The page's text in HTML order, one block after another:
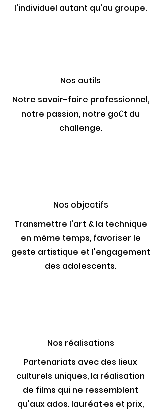
l'individuel autant qu'au groupe.
Nos outils
Notre savoir-faire professionnel,
notre passion, notre goût du
challenge.
Nos objectifs
Transmettre l'art & la technique
en même temps, favoriser le
geste artistique et l'engagement
des adolescents.
Nos réalisations
Partenariats avec des lieux
culturels uniques, la réalisation
de films qui ne ressemblent
qu'aux ados. lauréat·es et prix,